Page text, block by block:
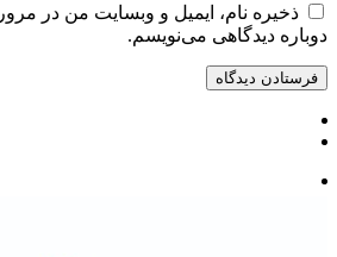
ذخیره نام، ایمیل و وبسایت من در
دوباره دیدگاهی می‌نویسم.